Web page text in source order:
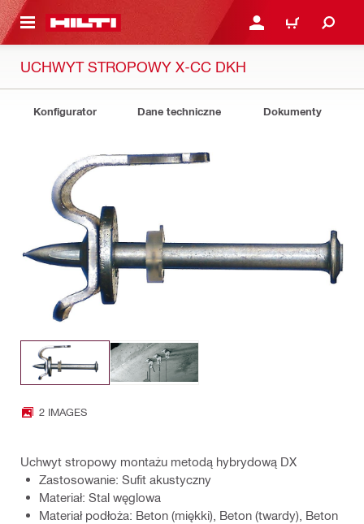
GŁÓWNEJ ZALOGUJ SIĘ LUB
KOSZYK
UCHWYT STROPOWY X-CC DKH
Konfigurator Dane techniczne Dokumenty
2 IMAGES
Uchwyt stropowy montażu metodą hybrydową DX
Zastosowanie: Sufit akustyczny
Materiał: Stal węglowa
Materiał podłoża: Beton (miękki), Beton (twardy), Beton